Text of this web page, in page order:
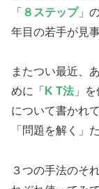
「 ８ステップ」
年目の若手が見
またつい最近、
めに「 K T法」を
について書かれ
「問題を解く」
３つの手法のそ